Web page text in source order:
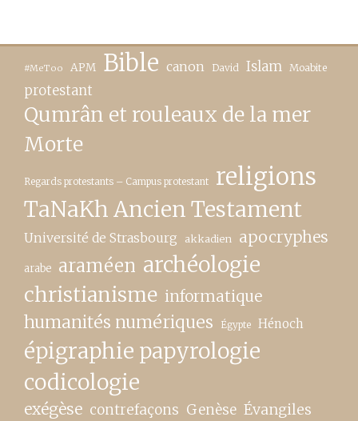
#MeToo APM Bible canon David Islam Moabite
protestant
Qumrân et rouleaux de la mer
Morte
Regards protestants – Campus protestant religions
TaNaKh Ancien Testament
Université de Strasbourg akkadien apocryphes
arabe araméen archéologie
christianisme informatique
humanités numériques Égypte Hénoch
épigraphie papyrologie
codicologie
exégèse contrefaçons Genèse Évangiles